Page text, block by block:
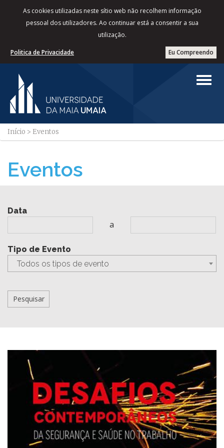
As cookies utilizadas neste sítio web não recolhem informação
pessoal dos utilizadores. Ao continuar está a consentir a sua
utilização.
Eu Compreendo
Politica de Privacidade
Início > Eventos
Eventos
Data
a
Tipo de Evento
Todos os tipos de evento